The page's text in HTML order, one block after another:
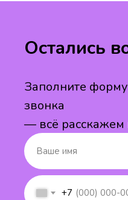
+7
Остались
Заполните
звонка
— всё расскажем